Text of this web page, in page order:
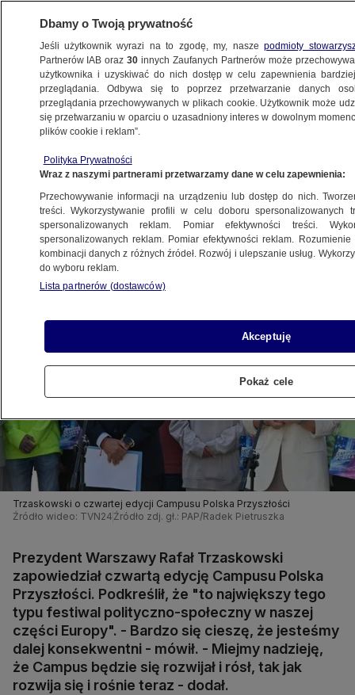
POLSKA
festiwalu w naszej części Europy"
i pierwszy gość specjalny
14.06.2024, 10:27
Udostępnij
Trzaskowski o czwartej edycji Campusu Polska Przyszłości
Źródło wideo: TVN24 Źródło zdj. gł.: PAP/Radek Pietruszka
Prezydent Warszawy Rafał Trzaskowski
zapowiedział czwartą edycję Campusu Polska
Przyszłości. Podkreślił, że "to największy tego
typu festiwal polityczno-społeczny w naszej
części Europy". - Bardzo się cieszę, że jesteśmy
dalej konsekwentni - mówił. - Miejmy nadzieję,
że Campus będzie się rozwijał i rósł, tak jak
rozwija się i rośnie teraz - dodał.
Dbamy o Twoją prywatność
Jeśli użytkownik wyrazi na to zgodę, my, naszepodmioty
Partnerów IAB oraz30 innych Zaufanych Partnerów może
użytkownika i uzyskiwać do nich dostęp w celu zapewnienia
przeglądania. Odbywa się to poprzez przetwarzanie danych
przeglądania przechowywanych w plikach cookie. Użytkownik może
się przetwarzaniu w oparciu o uzasadniony interes w dowolnym
plików cookie i reklam”.
Polityka Prywatności
Wraz z naszymi partnerami przetwarzamy dane w celu zapewnienia:
Przechowywanie informacji na urządzeniu lub dostęp do nich.
treści. Wykorzystywanie profili w celu doboru spersonalizowanych
spersonalizowanych reklam. Pomiar efektywności treści.
spersonalizowanych reklam. Pomiar efektywności reklam.
kombinacji danych z różnych źródeł. Rozwój i ulepszanie usług.
do wyboru reklam.
Lista partnerów (dostawców)
Akceptuję
Pokaż cele